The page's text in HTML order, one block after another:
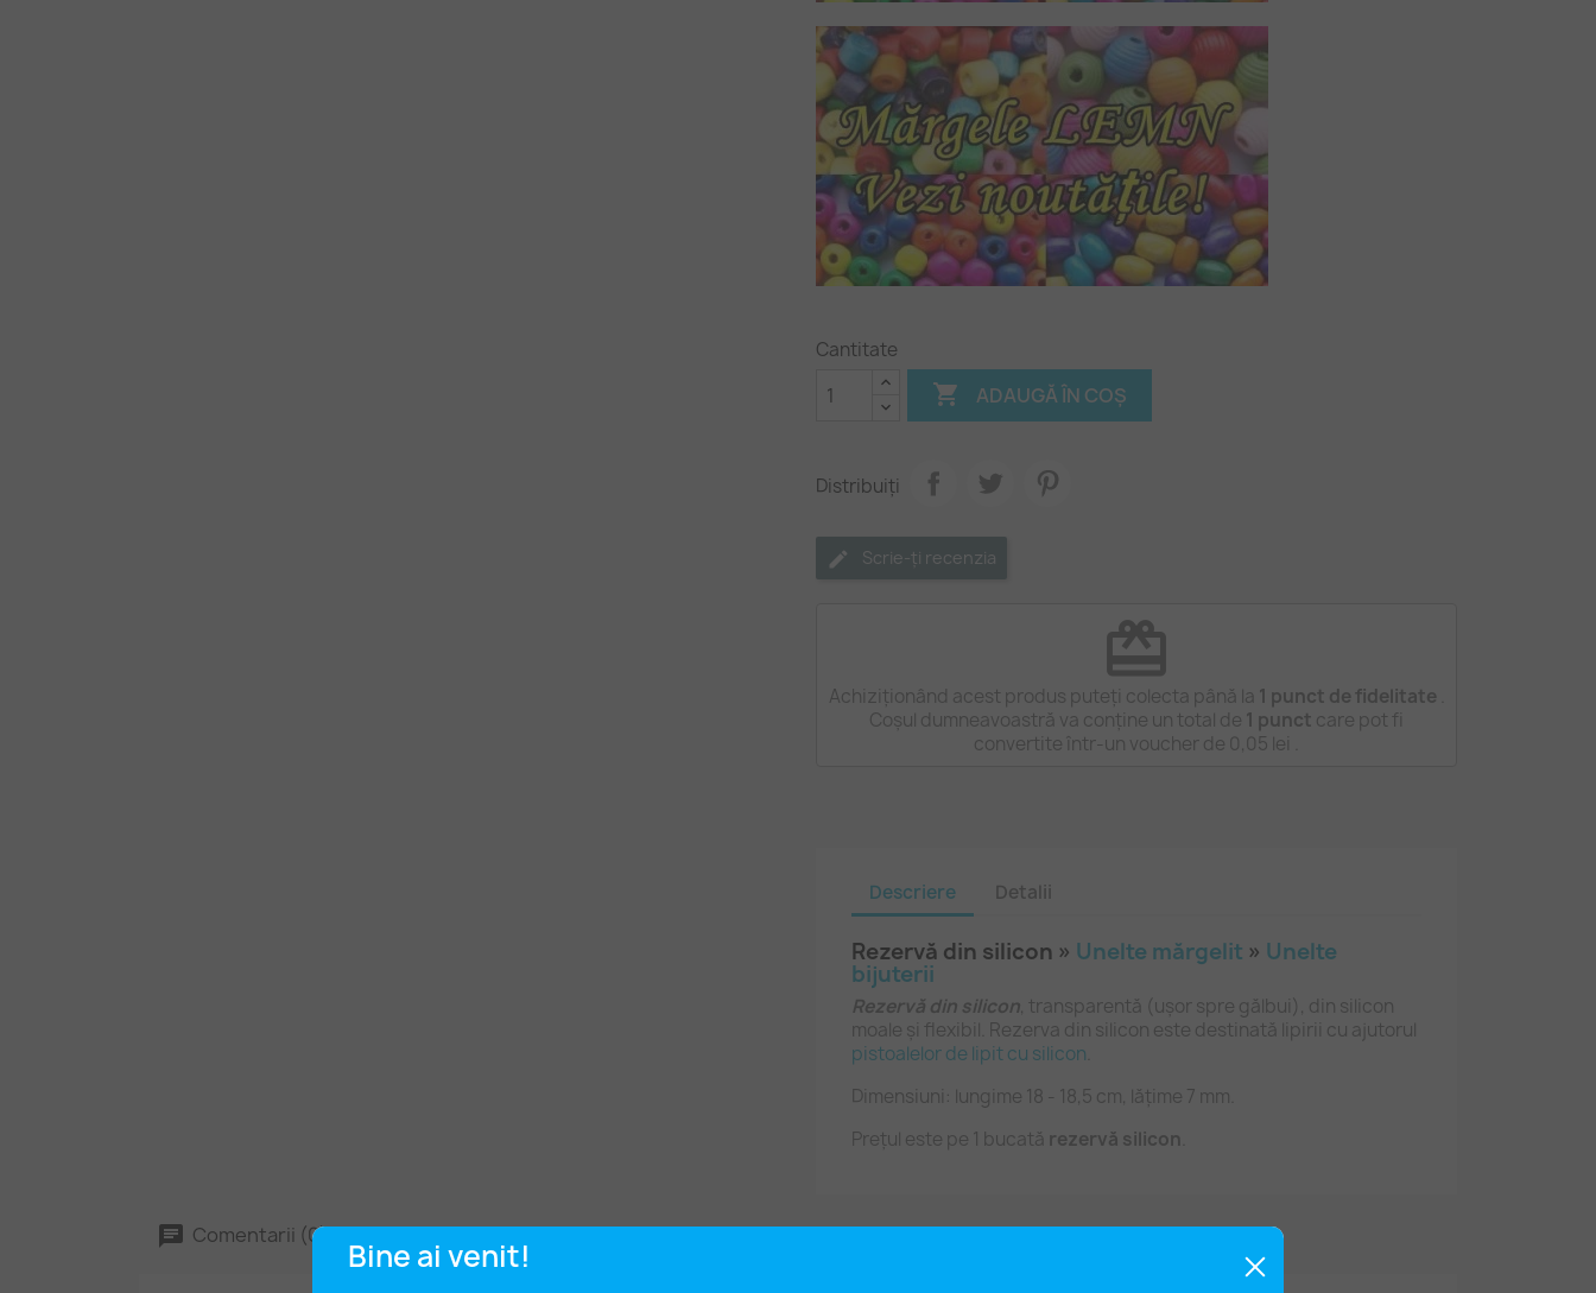
Bine ai venit!
Cantitate
 ADAUGĂ ÎN COȘ
Distribuiți
Scrie-ți recenzia
redeem
Achiziționând acest produs puteți colecta până la 1 punct de fidelitate
Coșul dumneavoastră va conține un total de 1 punct care pot fi
convertite într-un voucher de 0,05 lei
Descriere Detalii
Rezervă din silicon » Unelte mărgelit » Unelte
bijuterii
Rezervă din silicon, transparentă (ușor spre gălbui), din silicon
moale și flexibil. Rezerva din silicon este destinată lipirii cu ajutorul
pistoalelor de lipit cu silicon
Dimensiuni: lungime 18 - 18,5 cm, lățime 7 mm.
Prețul este pe 1 bucată rezervă silicon
Comentarii (0)